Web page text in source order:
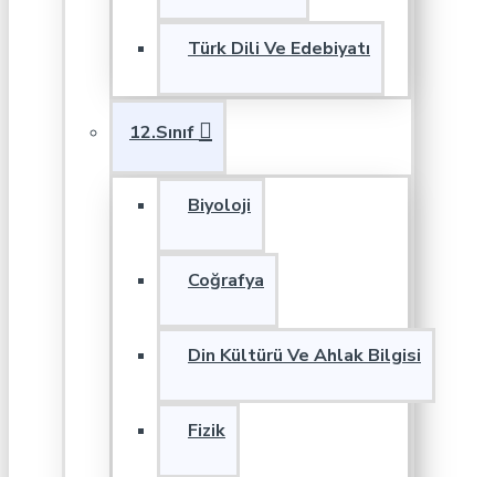
Türk Dili Ve Edebiyatı
12.Sınıf
Biyoloji
Coğrafya
Din Kültürü Ve Ahlak Bilgisi
Fizik